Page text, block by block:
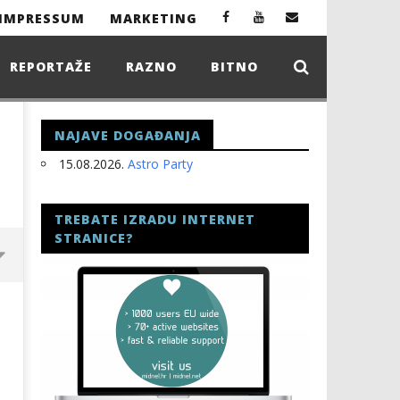
IMPRESSUM MARKETING
REPORTAŽE RAZNO BITNO
NAJAVE DOGAĐANJA
15.08.2026. Astro Party
TREBATE IZRADU INTERNET
STRANICE?